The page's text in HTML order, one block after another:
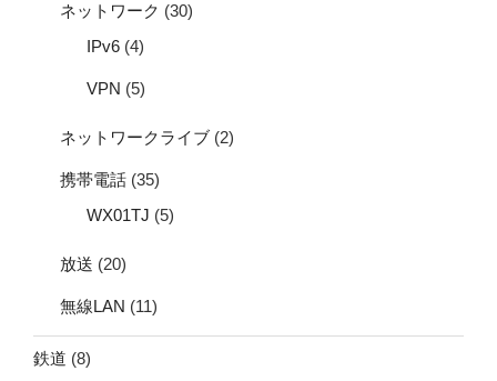
ネットワーク (30)
IPv6 (4)
VPN (5)
ネットワークライブ (2)
携帯電話 (35)
WX01TJ (5)
放送 (20)
無線LAN (11)
鉄道 (8)